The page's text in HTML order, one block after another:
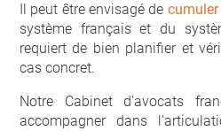
Il peut être envisagé de
système français et du
requiert de bien planifier et
cas concret.
Notre Cabinet d’avocats
accompagner dans